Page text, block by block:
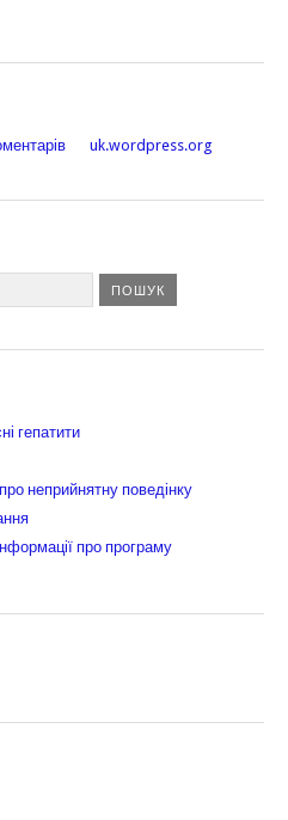
uk.wordpress.org
гепатити
неприйнятну поведінку
про програму